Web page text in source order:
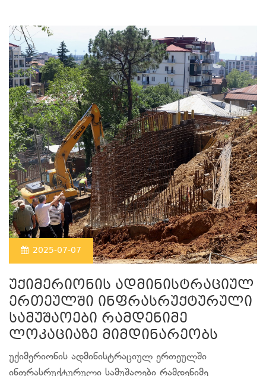
2025-07-07
უქიმერიონის ადმინისტრაციულ
ერთეულში ინფრასრუქტურული
სამუშაოები რამდენიმე
ლოკაციაზე მიმდინარეობს
უქიმერიონის ადმინისტრაციულ ერთეულში
ინფრასრუქტურული სამუშაოები რამდენიმე